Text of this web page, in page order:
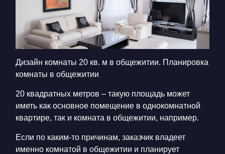
Дизайн комнаты 20 кв. м в общежитии. Планировка
комнаты в общежитии
20 квадратных метров – такую площадь может
иметь как основное помещение в однокомнатной
квартире, так и комната в общежитии, например.
Если по каким-то причинам, заказчик владеет
именно комнатой в общежитии и планирует